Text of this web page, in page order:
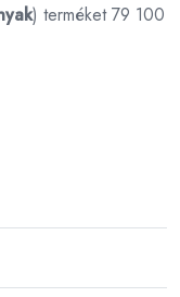
) terméket 79 100